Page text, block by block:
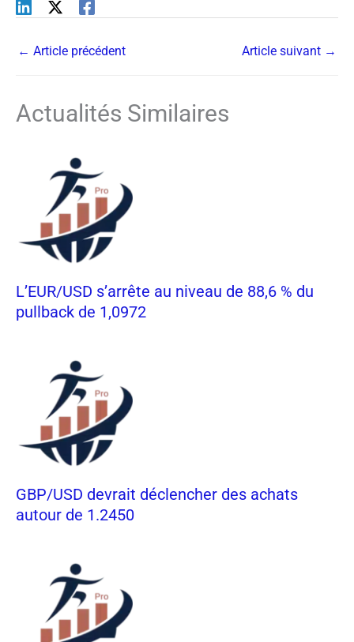
← Article précédent Article suivant →
Actualités Similaires
L’EUR/USD s’arrête au niveau de 88,6 % du
pullback de 1,0972
GBP/USD devrait déclencher des achats
autour de 1.2450